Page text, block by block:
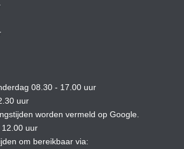
08.30 - 17.00 uur
uur
worden vermeld op Google.
uur
om bereikbaar via: